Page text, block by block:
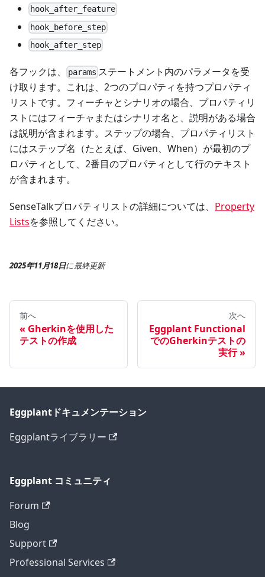
hook_after_feature
hook_before_step
hook_after_step
各フックは、 params ステートメント内のパラメータを受
け取ります。これは、2つのプロパティを持つプロパティ
リストです。フィーチャとシナリオの場合、プロパティリ
ストにはフィーチャまたはシナリオ名と、説明がある場合
は説明が含まれます。ステップの場合、プロパティリスト
にはステップ名（たとえば、Given、When）が最初のプ
ロパティとして、2番目のプロパティとして行のテキスト
が含まれます。
SenseTalkプロパティリストの詳細については、 Property
Listsを参照してください。
2025年11月18日に最終更新
前へ
Gherkinを使用した
テストの作成
次へ
Eggplant Functional
でのGherkinテストの
実行
Eggplantドキュメンテーション
Eggplantライブラリー
Eggplant コミュニティ
Forum
Blog
Support
Professional Services